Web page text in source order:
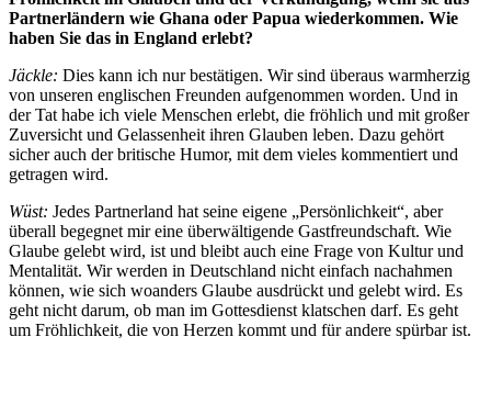
Partnerländern wie Ghana oder Papua wiederkommen. Wie
haben Sie das in England erlebt?
Jäckle: Dies kann ich nur bestätigen. Wir sind überaus warmherzig
von unseren englischen Freunden aufgenommen worden. Und in
der Tat habe ich viele Menschen erlebt, die fröhlich und mit großer
Zuversicht und Gelassenheit ihren Glauben leben. Dazu gehört
sicher auch der britische Humor, mit dem vieles kommentiert und
getragen wird.
Wüst: Jedes Partnerland hat seine eigene „Persönlichkeit“, aber
überall begegnet mir eine überwältigende Gastfreundschaft. Wie
Glaube gelebt wird, ist und bleibt auch eine Frage von Kultur und
Mentalität. Wir werden in Deutschland nicht einfach nachahmen
können, wie sich woanders Glaube ausdrückt und gelebt wird. Es
geht nicht darum, ob man im Gottesdienst klatschen darf. Es geht
um Fröhlichkeit, die von Herzen kommt und für andere spürbar ist.